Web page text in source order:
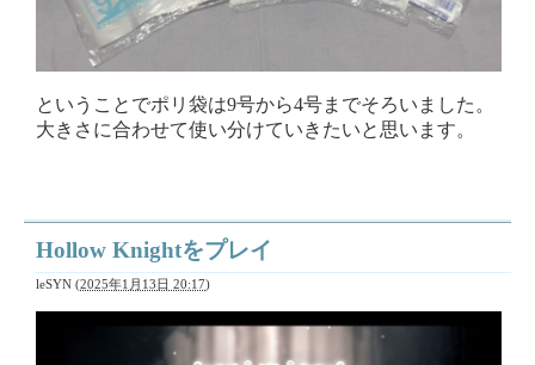
ということでポリ袋は9号から4号までそろいました。
大きさに合わせて使い分けていきたいと思います。
Hollow Knightをプレイ
leSYN (2025年1月13日 20:17)